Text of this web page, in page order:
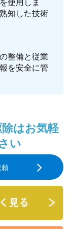
知した技術
整備と従業
を安全に管
はお気軽
い